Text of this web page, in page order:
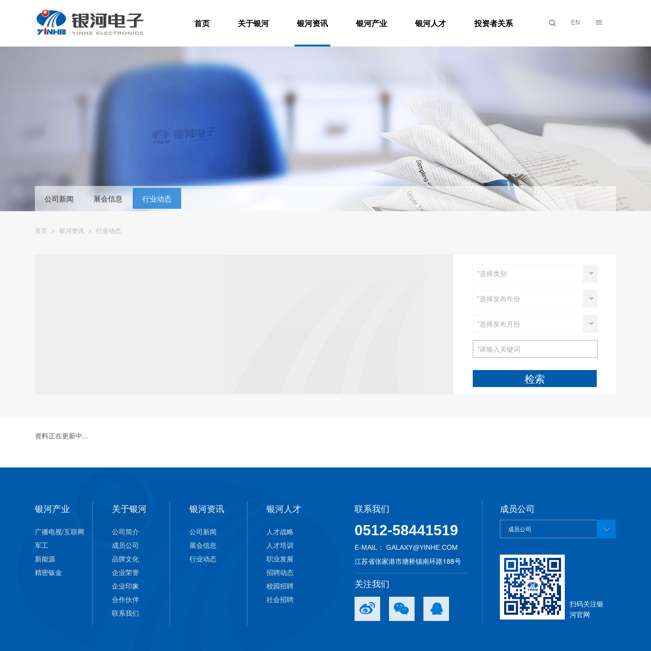
首页 关于银河 银河资讯 银河产业 银河人才 投资者关系 EN 
公司新闻 展会信息 行业动态
首页 > 银河资讯 > 行业动态
*选择类别
*选择发布年份
*选择发布月份
检索
资料正在更新中...
银河产业
广播电视/互联网
军工
新能源
精密钣金
关于银河
公司简介
成员公司
品牌文化
企业荣誉
企业印象
合作伙伴
联系我们
银河资讯
公司新闻
展会信息
行业动态
银河人才
人才战略
人才培训
职业发展
招聘动态
校园招聘
社会招聘
联系我们
0512-58441519
E-MAIL： GALAXY@YINHE.COM
江苏省张家港市塘桥镇南环路188号
关注我们
成员公司
成员公司
扫码关注银
河官网